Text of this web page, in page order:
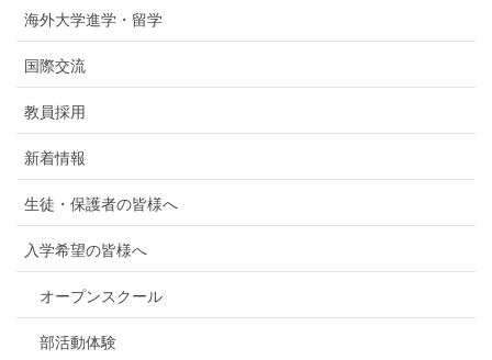
海外大学進学・留学
国際交流
教員採用
新着情報
生徒・保護者の皆様へ
入学希望の皆様へ
オープンスクール
部活動体験